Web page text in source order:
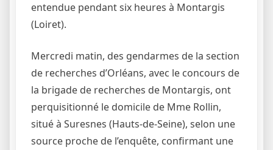
entendue pendant six heures à Montargis
(Loiret).
Mercredi matin, des gendarmes de la section
de recherches d’Orléans, avec le concours de
la brigade de recherches de Montargis, ont
perquisitionné le domicile de Mme Rollin,
situé à Suresnes (Hauts-de-Seine), selon une
source proche de l’enquête, confirmant une